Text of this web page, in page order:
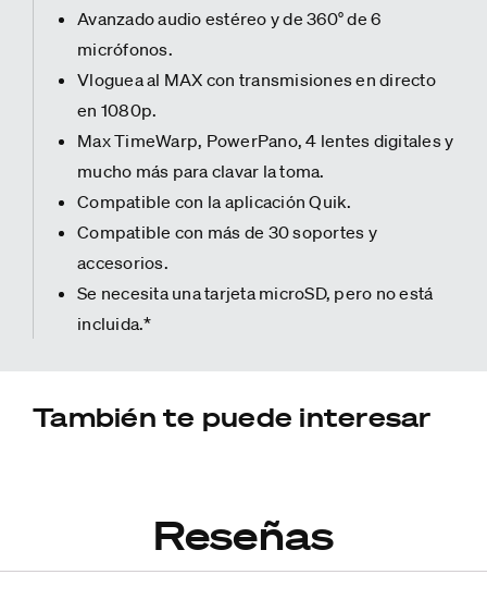
Avanzado audio estéreo y de 360° de 6
micrófonos.
Vloguea al MAX con transmisiones en directo
en 1080p.
Max TimeWarp, PowerPano, 4 lentes digitales y
mucho más para clavar la toma.
Compatible con la aplicación Quik.
Compatible con más de 30 soportes y
accesorios.
Se necesita una tarjeta microSD, pero no está
incluida.*
También te puede interesar
Reseñas